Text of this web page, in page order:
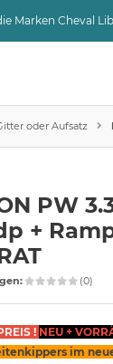
Cheval
oder Aufsatz
PW
+
(0)
! NEU +
im